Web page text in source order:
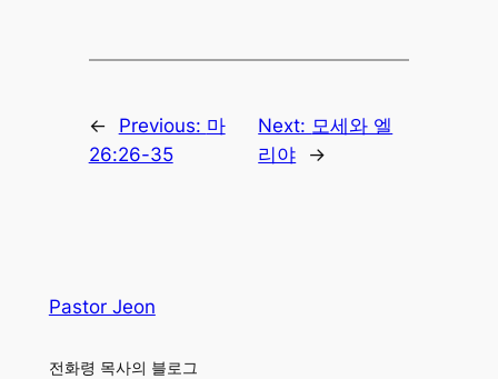
← Previous: 마
26:26-35
Next: 모세와 엘
리야
→
Pastor Jeon
전화령 목사의 블로그